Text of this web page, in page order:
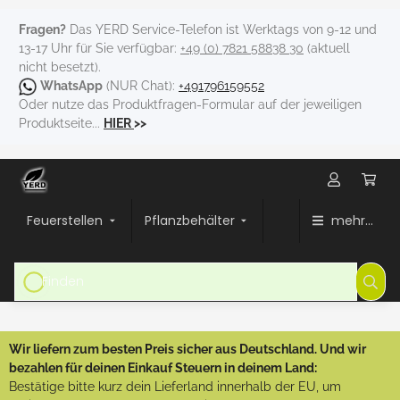
Fragen? Das YERD Service-Telefon ist Werktags von 9-12 und
13-17 Uhr für Sie verfügbar: +49 (0) 7821 58838 30 (aktuell
nicht besetzt).
WhatsApp (NUR Chat): +491796159552
Oder nutze das Produktfragen-Formular auf der jeweiligen
Produktseite... HIER>>
Feuerstellen Pflanzbehälter mehr...
Wir liefern zum besten Preis sicher aus Deutschland. Und wir
bezahlen für deinen Einkauf Steuern in deinem Land:
Bestätige bitte kurz dein Lieferland innerhalb der EU, um